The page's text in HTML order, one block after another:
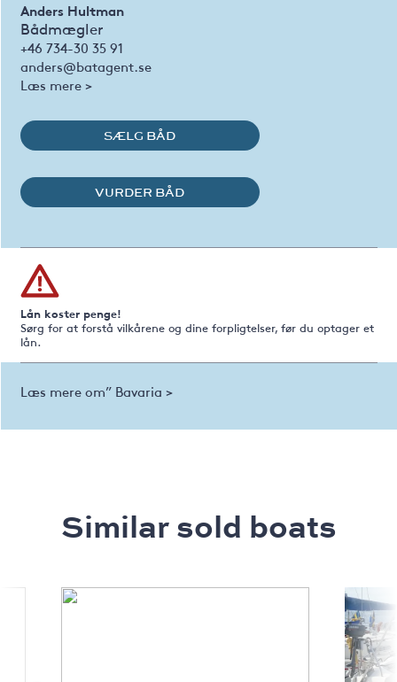
Anders Hultman
Bådmægler
+46 734-30 35 91
anders@batagent.se
Læs mere >
SÆLG BÅD
VURDER BÅD
Lån koster penge!
Sørg for at forstå vilkårene og dine forpligtelser, før du optager et
lån.
Læs mere om” Bavaria >
Similar sold boats